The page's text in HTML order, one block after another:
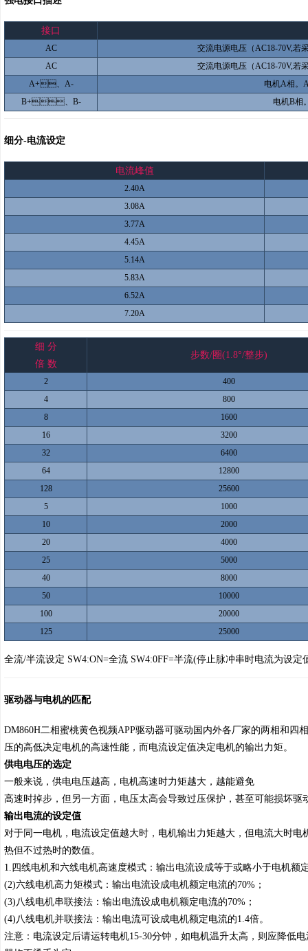
接口
AC
交流电源电压（AC18-70V,
AC
交流电源电压（AC18-70V,若
A+、A-
电机A相
B+、B-
电机B相
细分-电流设定
电流峰值
2.40A
3.08A
3.77A
4.45A
5.14A
5.83A
6.52A
7.20A
细 分
倍 数
步数/圈(1.8°/整步)
2
400
4
800
8
1600
16
3200
32
6400
64
12800
128
25600
5
1000
10
2000
20
4000
25
5000
40
8000
50
10000
100
20000
125
25000
全流/半流设定 SW4:ON=全流 SW4:0FF=半流(停止脉冲串时电流为设
驱动器与电机的匹配
DM860H二相蜜桃黄色视频APP驱动器可驱动国内外各厂家的两相和四相电
压的高低决定电机的高速性能，而电流设定值决定电机的输出力矩。
供电电压的选定
一般来说，供电电压越高，电机高速时力矩越大，越能避免
高速时掉步，但另一方面，电压太高会导致过压保护，甚至可能损
输出电流的设定值
对于同一电机，电流设定值越大时，电机输出力矩越大，但电
热但不过热时的数值。
1.四线电机和六线电机高速度模式：输出电流设成等于或略小于电机额定电
(2)六线电机高力矩模式：输出电流设成电机额定电流的70%；
(3)八线电机串联接法：输出电流设成电机额定电流的70%；
(4)八线电机并联接法：输出电流可设成电机额定电流的1.4倍。
注意：电流设定后请运转电机15-30分钟，如电机温升太高，则应降